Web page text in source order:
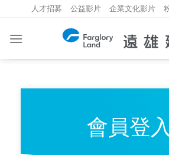
人才招募 公益影片 企業文化影片
會員登入